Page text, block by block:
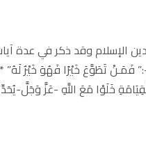
الإسلام وقد ذكر في عدة
الْقِيَامَةِ خَلَوْا مَعَ اللَّهِ -عَزَّ